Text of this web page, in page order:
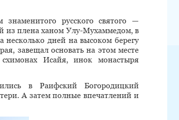
русского святого —
из плена ханом Улу-Мухаммедом, в
несколько дней на высоком берегу
завещал основать на этом месте
Исайя, инок монастыря
в Раифский Богородицкий
А затем полные впечатлений и